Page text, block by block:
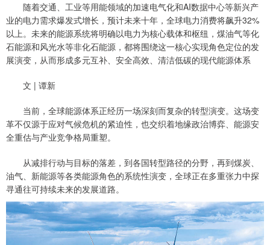
随着交通、工业等用能领域的加速电气化和AI数据中心等新兴产
业的电力需求爆发式增长，预计未来十年，全球电力消费将飙升32%
以上。未来的能源系统将明确以电力为核心载体和枢纽，煤油气等化
石能源和风光水等非化石能源，都将围绕这一核心实现角色定位的发
展演变，从而形成多元互补、安全高效、清洁低碳的现代能源体系
文 | 谭新
当前，全球能源体系正经历一场深刻而复杂的转型演变。这场变
革不仅源于应对气候危机的紧迫性，也交织着地缘政治博弈、能源安
全重估与产业竞争格局重塑。
从减排行动与目标的落差，到各国转型路径的分野，再到煤炭、
油气、新能源等各类能源角色的系统性演变，全球正在多重张力中探
寻通往可持续未来的发展道路。